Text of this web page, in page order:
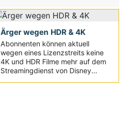
Ärger wegen HDR & 4K
Abonnenten können aktuell
wegen eines Lizenzstreits keine
4K und HDR Filme mehr auf dem
Streamingdienst von Disney...